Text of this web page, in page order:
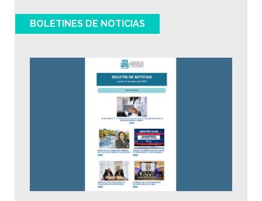
BOLETINES DE NOTICIAS